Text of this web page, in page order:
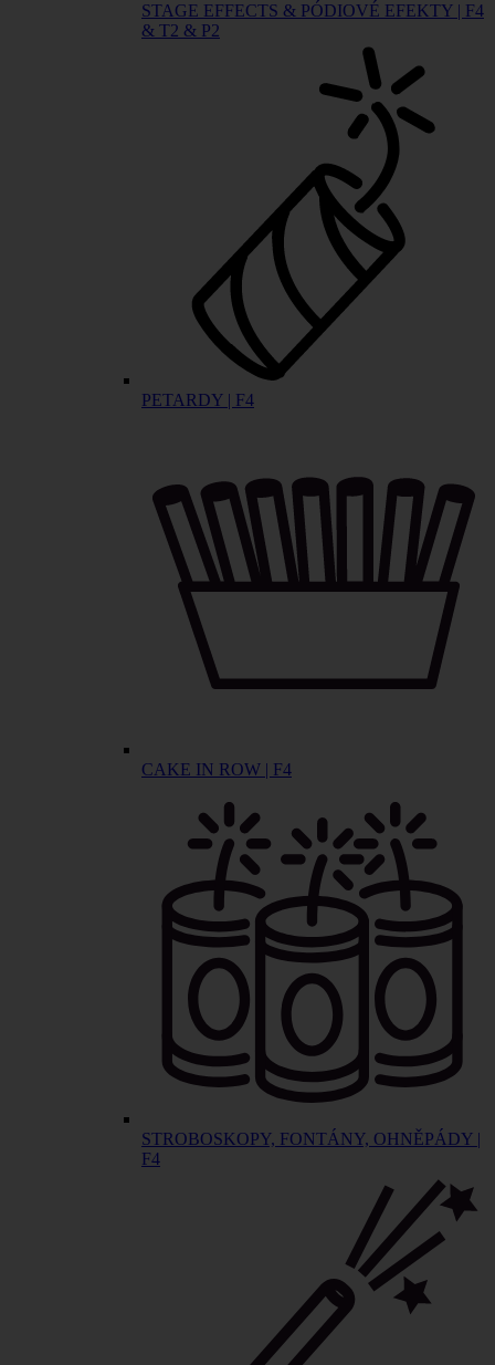
STAGE EFFECTS & PÓDIOVÉ EFEKTY | F4
& T2 & P2
PETARDY | F4
CAKE IN ROW | F4
STROBOSKOPY, FONTÁNY, OHNĚPÁDY |
F4